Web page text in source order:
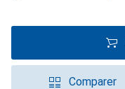
Comparer